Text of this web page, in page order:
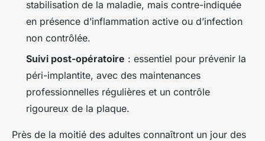
stabilisation de la maladie, mais contre-indiquée
en présence d’inflammation active ou d’infection
non contrôlée.
Suivi post-opératoire : essentiel pour prévenir la
péri-implantite, avec des maintenances
professionnelles régulières et un contrôle
rigoureux de la plaque.
Près de la moitié des adultes connaîtront un jour des